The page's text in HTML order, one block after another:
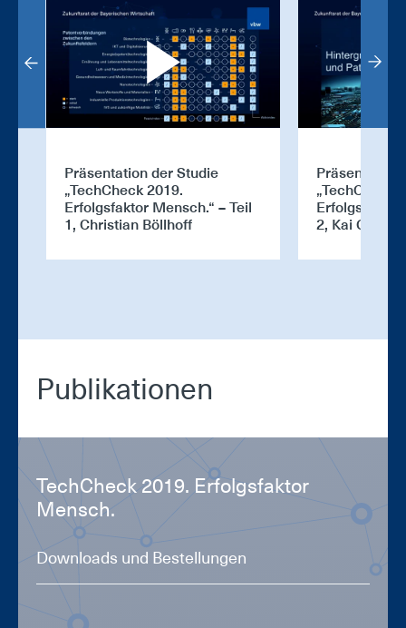
Präsentation der Studie
„TechCheck 2019.
Erfolgsfaktor Mensch.“ – Teil
1, Christian Böllhoff
Präsentation
„TechCheck
Erfolgsfaktor
2, Kai
Pu­bli­ka­tio­nen
Tech­Check 2019. Er­folgs­fak­tor
Mensch.
Downloads und Bestellungen